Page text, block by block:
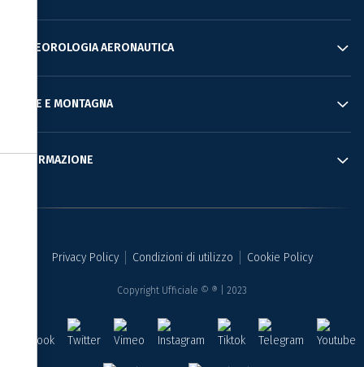
METEOROLOGIA AERONAUTICA
MARE E MONTAGNA
INFORMAZIONE
Privacy Policy Condizioni di utilizzo Cookie Policy
Copyright Ufficiale © ® | 2023